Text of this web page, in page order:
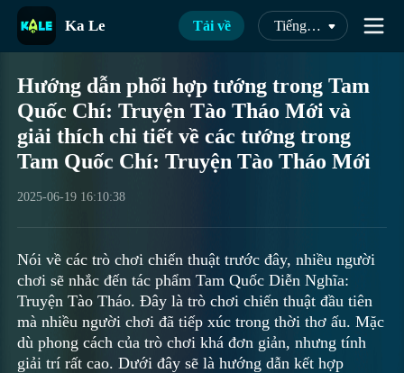
Ka Le Tải về Tiếng Việt
Hướng dẫn phối hợp tướng trong Tam
Quốc Chí: Truyện Tào Tháo Mới và
giải thích chi tiết về các tướng trong
Tam Quốc Chí: Truyện Tào Tháo Mới
2025-06-19 16:10:38
Nói về các trò chơi chiến thuật trước đây, nhiều người
chơi sẽ nhắc đến tác phẩm Tam Quốc Diễn Nghĩa:
Truyện Tào Tháo. Đây là trò chơi chiến thuật đầu tiên
mà nhiều người chơi đã tiếp xúc trong thời thơ ấu. Mặc
dù phong cách của trò chơi khá đơn giản, nhưng tính
giải trí rất cao. Dưới đây sẽ là hướng dẫn kết hợp